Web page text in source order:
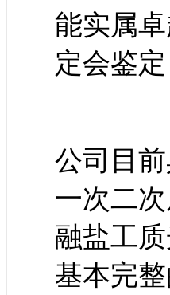
能实属
定会鉴
公司目
一次二
融盐工
基本完